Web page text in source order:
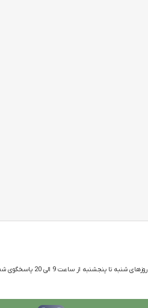
روزهای شنبه تا پنجشنبه از ساعت 9 الی 20 پاسخگوی شما هستیم